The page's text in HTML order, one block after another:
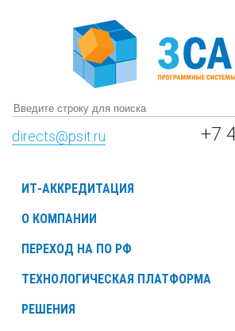
directs@psit.ru +7
ИТ-АККРЕДИТАЦИЯ
О КОМПАНИИ
ПЕРЕХОД НА ПО РФ
ТЕХНОЛОГИЧЕСКАЯ ПЛАТФОРМА
РЕШЕНИЯ